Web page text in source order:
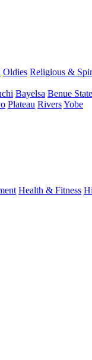
Oldies Religious &
Bayelsa Benue State
Plateau RiversYobe
Health & Fitness